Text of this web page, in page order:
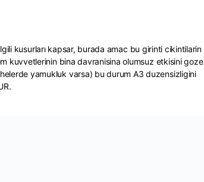
kusurları kapsar, burada amac bu girinti cikintilarin
kuvvetlerinin bina davranisina olumsuz etkisini goze
yamukluk varsa) bu durum A3 duzensizligini